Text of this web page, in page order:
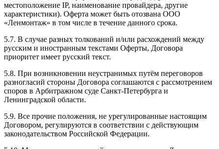
местоположение IP, наименование провайдера, другие
характеристики). Оферта может быть отозвана ООО
«Ленмонтаж» в том числе в течение данного срока.
5.7. В случае разных толкований и/или расхождений между
русским и иностранным текстами Оферты, Договора
приоритет имеет русский текст.
5.8. При возникновении неустранимых путём переговоров
разногласий стороны Договора соглашаются с рассмотрением
споров в Арбитражном суде Санкт-Петербурга и
Ленинградской области.
5.9. Все прочие положения, не урегулированные настоящим
Договором, регулируются в соответствии с действующим
законодательством Российской Федерации.